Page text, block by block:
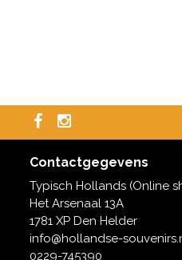
Contactgegevens
Typisch Hollands (Online
Het Arsenaal 13A
1781 XP Den Helder
info@hollandse-
0229-745390